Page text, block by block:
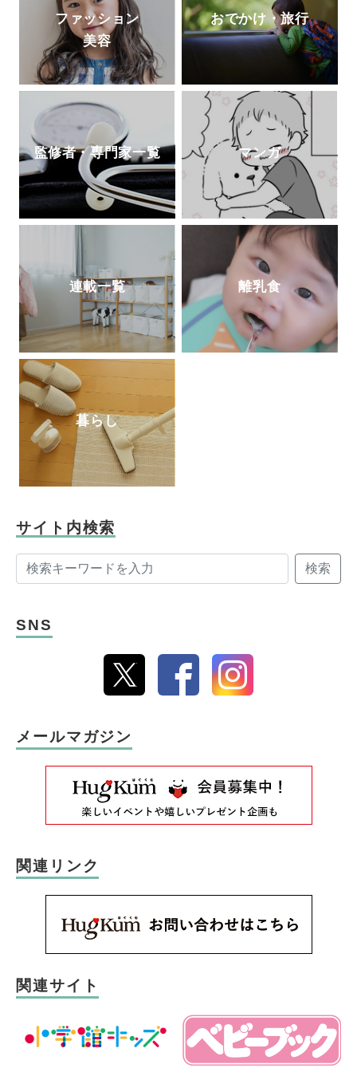
ファッション
美容
おでかけ・旅行
監修者・専門家一覧 マンガ
連載一覧 離乳食
暮らし
サイト内検索
検索
SNS
メールマガジン
関連リンク
関連サイト